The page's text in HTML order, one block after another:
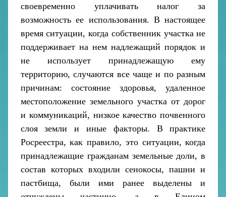
своевременно уплачивать налог за
возможность ее использования. В настоящее
время ситуации, когда собственник участка не
поддерживает на нем надлежащий порядок и
не использует принадлежащую ему
территорию, случаются все чаще и по разным
причинам: состояние здоровья, удаленное
местоположение земельного участка от дорог
и коммуникаций, низкое качество почвенного
слоя земли и иные факторы. В практике
Росреестра, как правило, это ситуации, когда
принадлежащие гражданам земельные доли, в
состав которых входили сенокосы, пашни и
пастбища, были ими ранее выделены и